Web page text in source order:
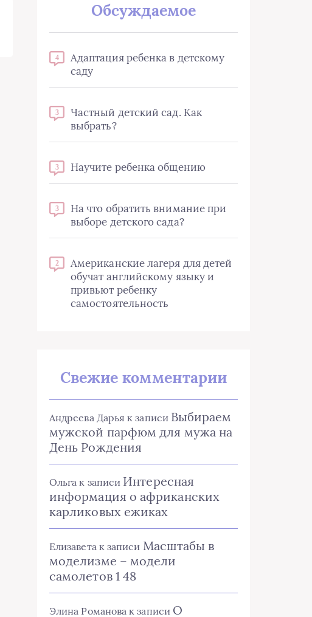
Обсуждаемое
4
Адаптация ребенка в детскому
саду
3
Частный детский сад. Как
выбрать?
3 Научите ребенка общению
3
На что обратить внимание при
выборе детского сада?
2
Американские лагеря для детей
обучат английскому языку и
привьют ребенку
самостоятельность
Свежие комментарии
Андреева Дарья к записи Выбираем
мужской парфюм для мужа на
День Рождения
Ольга к записи Интересная
информация о африканских
карликовых ежиках
Елизаветак записи Масштабы в
моделизме – модели
самолетов 1 48
Элина Романова к записи О